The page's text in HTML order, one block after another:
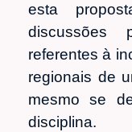
esta
discussões
referentes à
regionais de
mesmo se
disciplina.